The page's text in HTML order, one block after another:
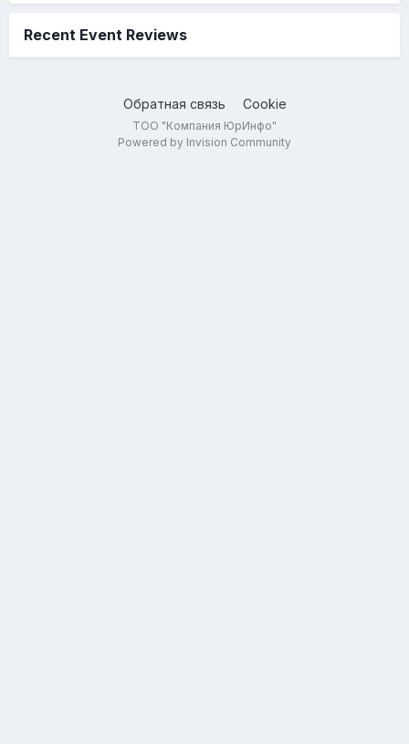
Recent Event Reviews
Обратная связь Cookie
ТОО "Компания ЮрИнфо"
Powered by Invision Community